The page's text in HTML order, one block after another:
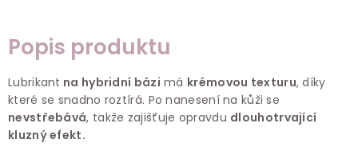
Popis produktu
Lubrikant na hybridní bázi má krémovou texturu, díky
které se snadno roztírá. Po nanesení na kůži se
nevstřebává, takže zajišťuje opravdu dlouhotrvající
kluzný efekt.